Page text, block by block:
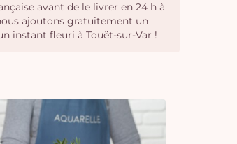
avant de le livrer en 24 h à
ajoutons gratuitement un
instant fleuri à Touët-sur-Var !